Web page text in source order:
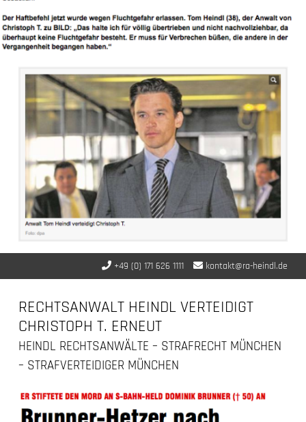
+49 (0) 171 626 1111 kontakt@ra-heindl.de
RECHTSANWALT HEINDL VERTEIDIGT
CHRISTOPH T. ERNEUT
HEINDL RECHTSANWÄLTE – STRAFRECHT MÜNCHEN
– STRAFVERTEIDIGER MÜNCHEN